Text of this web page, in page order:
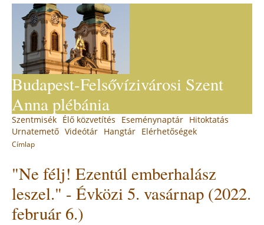
navigation
Budapest-Felsővízivárosi Szent
Anna plébánia
are
here
Címlap
to
top
"Ne félj! Ezentúl emberhalász
leszel." - Évközi 5. vasárnap (2022.
február 6.)
Back
to
top
Main
menu
Szentmisék Élő közvetítés Eseménynaptár Hitoktatás
Urnatemető Videótár Hangtár Elérhetőségek